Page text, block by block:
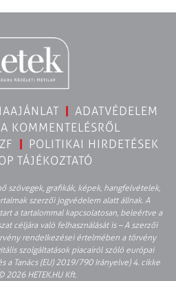
ADATVÉDELEM
KOMMENTELÉSRŐL
POLITIKAI HIRDETÉSEK
TÁJÉKOZTATÓ
szövegek, grafikák, képek, hangfelvételek,
szerzői jogvédelem alatt állnak. A
a tartalommal kapcsolatosan, beleértve a
céljára való felhasználását is – A szerzői
rendelkezései értelmében a törvény
szolgáltatások piacairól szóló európai
a Tanács (EU) 2019/790 Irányelve) 4. cikke
2026 HETEK.HU Kft.